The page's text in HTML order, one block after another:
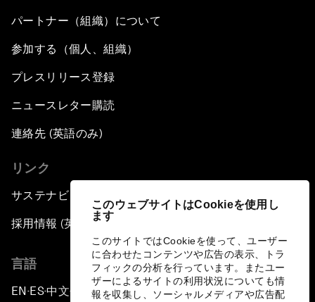
このウェブサイトはCookieを使用し
ます
このサイトではCookieを使って、ユーザー
に合わせたコンテンツや広告の表示、トラ
フィックの分析を行っています。またユー
ザーによるサイトの利用状況についても情
報を収集し、ソーシャルメディアや広告配
パートナー（組織）について
参加する（個人、組織）
プレスリリース登録
ニュースレター購読
連絡先 (英語のみ)
リンク
サステナビリティへの取り組み
採用情報 (英語のみ)
言語
EN ▪ES▪中文▪ 日本語